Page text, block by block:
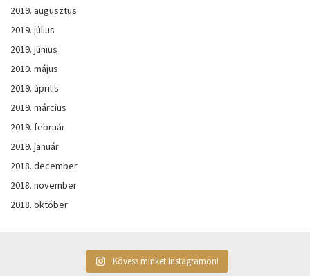
2019. augusztus
2019. július
2019. június
2019. május
2019. április
2019. március
2019. február
2019. január
2018. december
2018. november
2018. október
Kövess minket Instagramon!